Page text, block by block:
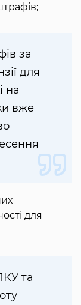
за
для
на
вже
для
та